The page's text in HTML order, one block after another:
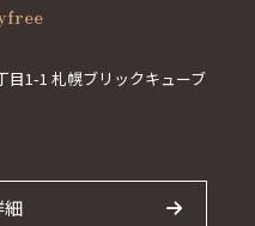
目1-1 札幌ブリックキューブ
細